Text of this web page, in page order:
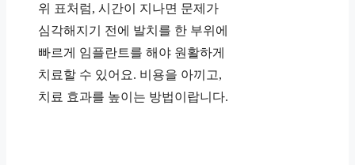
위 표처럼, 시간이 지나면 문제가
심각해지기 전에 발치를 한 부위에
빠르게 임플란트를 해야 원활하게
치료할 수 있어요. 비용을 아끼고,
치료 효과를 높이는 방법이랍니다.